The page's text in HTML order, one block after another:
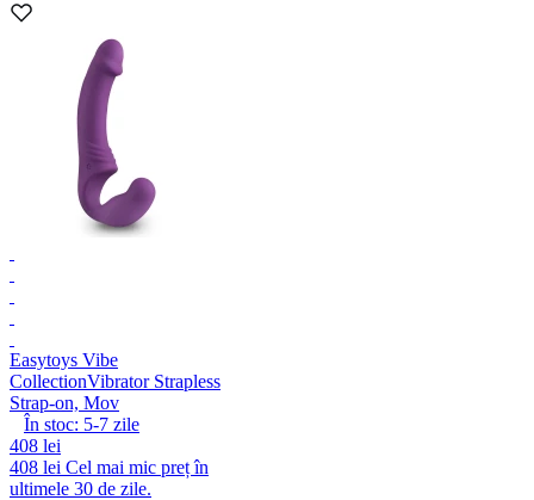
Easytoys Vibe
CollectionVibrator Strapless
Strap-on, Mov
În stoc: 5-7 zile
408 lei
408 lei Cel mai mic preț în
ultimele 30 de zile.